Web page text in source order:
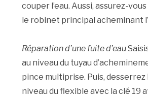
couper l’eau. Aussi, assurez-
le robinet principal acheminant
Réparation d’une fuite d’eau
au niveau du tuyau
pince multiprise. Puis, desserrez
niveau du flexible avec la clé 19